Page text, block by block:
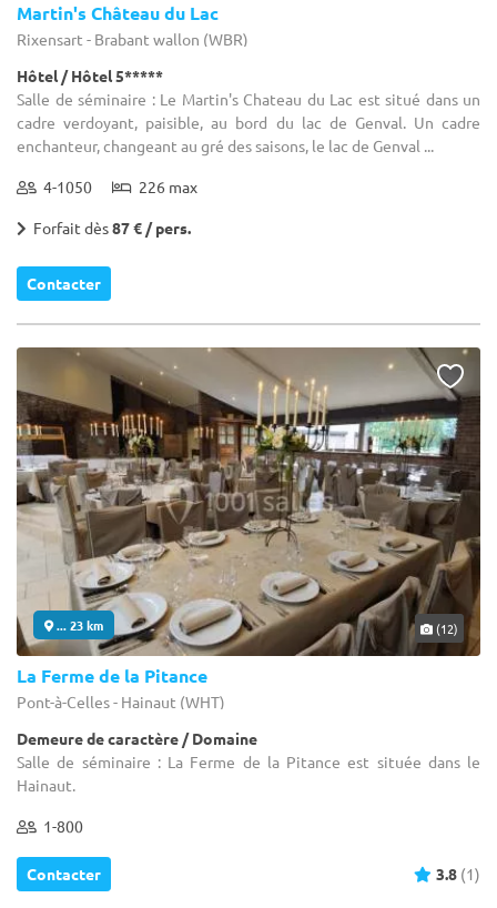
Martin's Château du Lac
Rixensart - Brabant wallon (WBR)
Hôtel / Hôtel 5*****
Salle de séminaire : Le Martin's Chateau du Lac est situé dans un
cadre verdoyant, paisible, au bord du lac de Genval. Un cadre
enchanteur, changeant au gré des saisons, le lac de Genval ...
4-1050 226 max
Forfait dès87 € / pers.
Contacter
... 23 km (12)
La Ferme de la Pitance
Pont-à-Celles - Hainaut (WHT)
Demeure de caractère / Domaine
Salle de séminaire : La Ferme de la Pitance est située dans le
Hainaut.
1-800
Contacter 3.8 (1)